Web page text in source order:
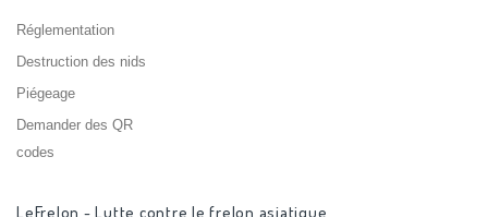
Réglementation
Destruction des nids
Piégeage
Demander des QR
codes
LeFrelon - Lutte contre le frelon asiatique